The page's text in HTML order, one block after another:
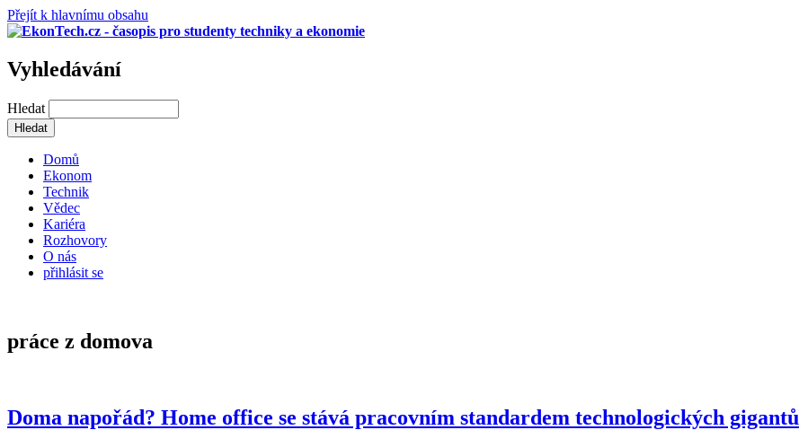
Přejít k hlavnímu obsahu
Vyhledávání
Hledat
Domů
Ekonom
Technik
Vědec
Kariéra
Rozhovory
O nás
přihlásit se
práce z domova
Doma napořád? Home office se stává pracovním standardem technologických gigantů